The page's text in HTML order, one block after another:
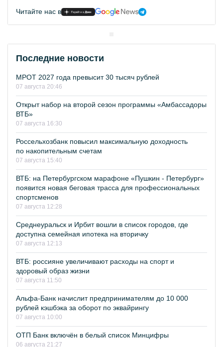
Читайте нас в
Последние новости
МРОТ 2027 года превысит 30 тысяч рублей
07 августа 20:46
Открыт набор на второй сезон программы «Амбассадоры
ВТБ»
07 августа 16:30
Россельхозбанк повысил максимальную доходность
по накопительным счетам
07 августа 15:40
ВТБ: на Петербургском марафоне «Пушкин - Петербург»
появится новая беговая трасса для профессиональных
спортсменов
07 августа 12:28
Среднеуральск и Ирбит вошли в список городов, где
доступна семейная ипотека на вторичку
07 августа 12:13
ВТБ: россияне увеличивают расходы на спорт и
здоровый образ жизни
07 августа 11:50
Альфа-Банк начислит предпринимателям до 10 000
рублей кэшбэка за оборот по эквайрингу
07 августа 10:00
ОТП Банк включён в белый список Минцифры
06 августа 21:27